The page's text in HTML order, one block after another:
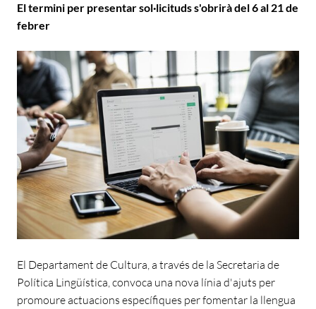
El termini per presentar sol·licituds s'obrirà del 6 al 21 de
febrer
El Departament de Cultura, a través de la Secretaria de
Política Lingüística, convoca una nova línia d'ajuts per
promoure actuacions específiques per fomentar la llengua